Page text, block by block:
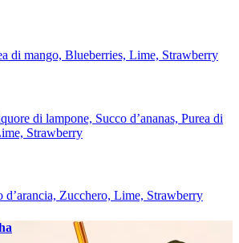
di mango, Blueberries, Lime, Strawberry
di lampone, Succo d’ananas, Purea di
Strawberry
d’arancia, Zucchero, Lime, Strawberry